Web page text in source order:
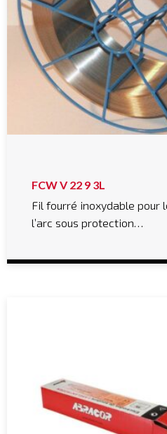
FCW V 22 9 3L
Fil fourré inoxydable pour
l’arc sous protection…